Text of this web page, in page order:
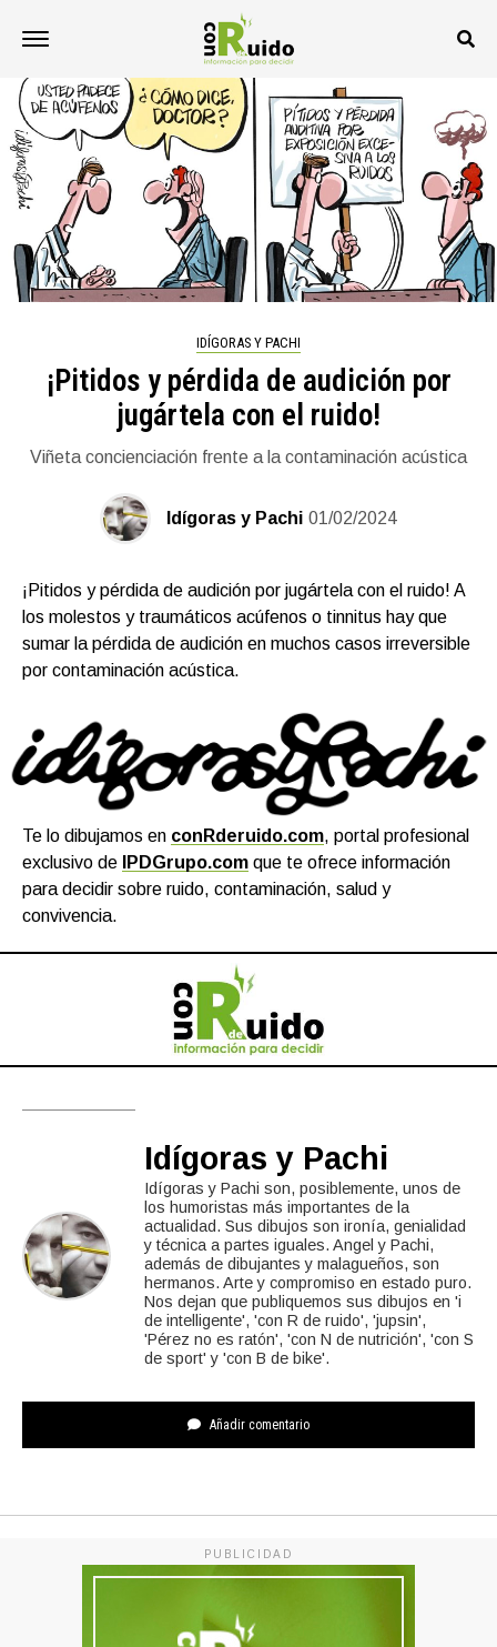
IDÍGORAS Y PACHI
¡Pitidos y pérdida de audición por
jugártela con el ruido!
Viñeta concienciación frente a la contaminación acústica
Idígoras y Pachi 01/02/2024
¡Pitidos y pérdida de audición por jugártela con el ruido! A
los molestos y traumáticos acúfenos o tinnitus hay que
sumar la pérdida de audición en muchos casos irreversible
por contaminación acústica.
Te lo dibujamos en conRderuido.com, portal profesional
exclusivo de
IPDGrupo.com que te ofrece información
para decidir sobre ruido, contaminación, salud y
convivencia.
Idígoras y Pachi
Idígoras y Pachi son, posiblemente, unos de
los humoristas más importantes de la
actualidad. Sus dibujos son ironía, genialidad
y técnica a partes iguales. Angel y Pachi,
además de dibujantes y malagueños, son
hermanos. Arte y compromiso en estado puro.
Nos dejan que publiquemos sus dibujos en 'i
de intelligente', 'con R de ruido', 'jupsin',
'Pérez no es ratón', 'con N de nutrición', 'con S
de sport' y 'con B de bike'.
Añadir comentario
PUBLICIDAD